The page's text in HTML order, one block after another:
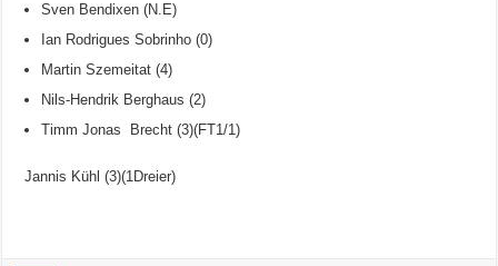
Sven Bendixen (N.E)
Ian Rodrigues Sobrinho (0)
Martin Szemeitat (4)
Nils-Hendrik Berghaus (2)
Timm Jonas Brecht (3)(FT1/1)
Jannis Kühl (3)(1Dreier)